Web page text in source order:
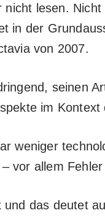
nicht lesen.
in der
von 2007.
seinen
im
weniger
vor allem
und das deutet